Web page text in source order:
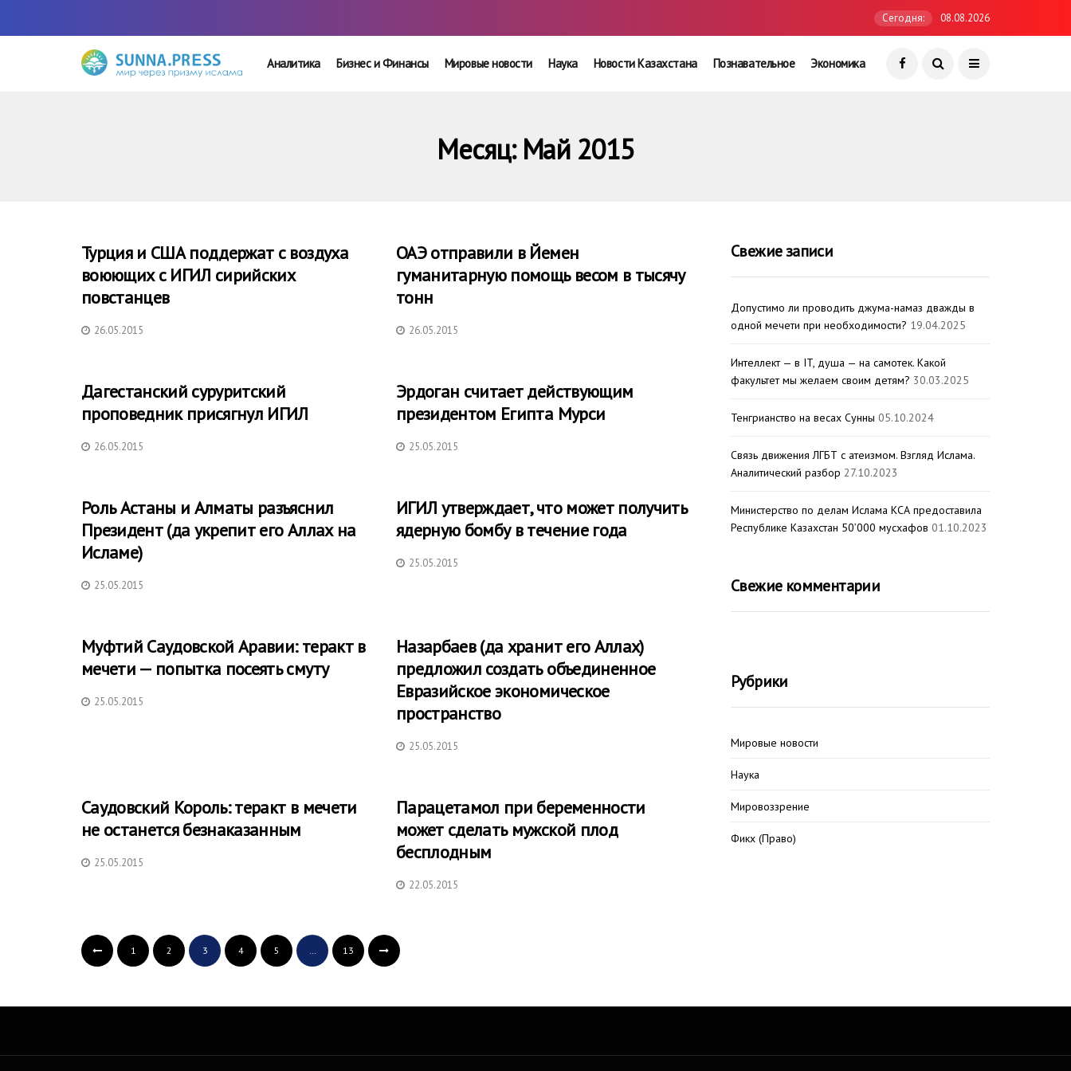
Сегодня: 08.08.2026
Аналитика Бизнес и Финансы Мировые новости Наука Новости Казахстана Познавательное Экономика
Месяц:Май 2015
Турция и США поддержат с воздуха
воюющих с ИГИЛ сирийских
повстанцев
26.05.2015
ОАЭ отправили в Йемен
гуманитарную помощь весом в тысячу
тонн
26.05.2015
Дагестанский суруритский
проповедник присягнул ИГИЛ
26.05.2015
Эрдоган считает действующим
президентом Египта Мурси
25.05.2015
Роль Астаны и Алматы разъяснил
Президент (да укрепит его Аллах на
Исламе)
25.05.2015
ИГИЛ утверждает, что может получить
ядерную бомбу в течение года
25.05.2015
Муфтий Саудовской Аравии: теракт в
мечети — попытка посеять смуту
25.05.2015
Назарбаев (да хранит его Аллах)
предложил создать объединенное
Евразийское экономическое
пространство
25.05.2015
Саудовский Король: теракт в мечети
не останется безнаказанным
25.05.2015
Парацетамол при беременности
может сделать мужской плод
бесплодным
22.05.2015
1 2 3 4 5 … 13
Свежие записи
Допустимо ли проводить джума-намаз дважды в
одной мечети при необходимости? 19.04.2025
Интеллект — в IT, душа — на самотек. Какой
факультет мы желаем своим детям? 30.03.2025
Тенгрианство на весах Сунны 05.10.2024
Связь движения ЛГБТ с атеизмом. Взгляд Ислама.
Аналитический разбор 27.10.2023
Министерство по делам Ислама КСА предоставила
Республике Казахстан 50’000 мусхафов 01.10.2023
Свежие комментарии
Рубрики
Мировые новости
Наука
Мировоззрение
Фикх (Право)